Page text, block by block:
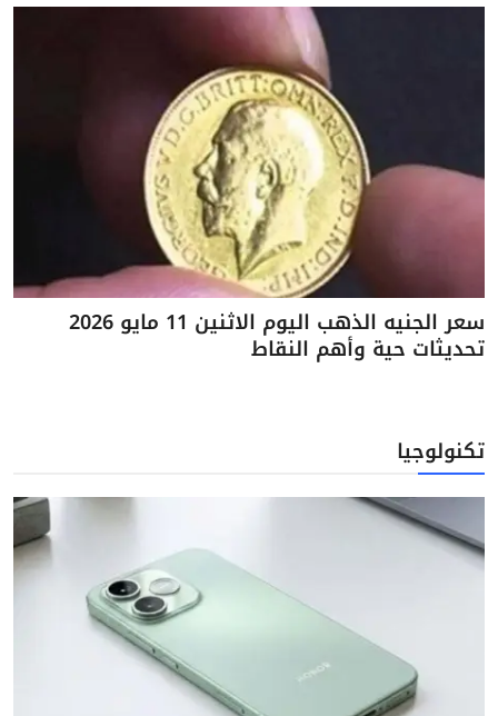
سعر الجنيه الذهب اليوم الاثنين 11 مايو 2026
تحديثات حية وأهم النقاط
تكنولوجيا